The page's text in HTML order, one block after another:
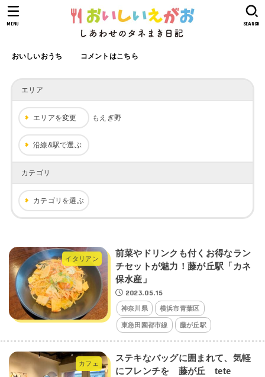
おいしいおうち コメントはこちら
SEARCH
MENU
エリア
エリアを変更 もえぎ野
沿線&駅で選ぶ
カテゴリ
カテゴリを選ぶ
イタリアン
前菜やドリンクも付くお得なラン
チセットが魅力！藤が丘駅「カネ
保水産」
2023.05.15
神奈川県 横浜市青葉区
東急田園都市線 藤が丘駅
カフェ
ステキなバッグに囲まれて、気軽
にフレンチを 藤が丘 tete